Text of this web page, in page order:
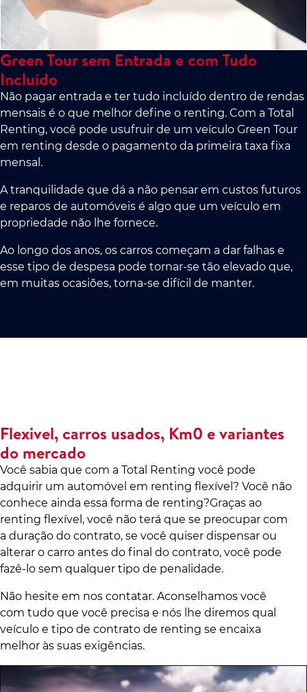
Green Tour sem Entrada e com Tudo
Incluído
Não pagar entrada e ter tudo incluído dentro de rendas
mensais é o que melhor define o renting. Com a Total
Renting, você pode usufruir de um veículo Green Tour
em renting desde o pagamento da primeira taxa fixa
mensal.
A tranquilidade que dá a não pensar em custos futuros
e reparos de automóveis é algo que um veículo em
propriedade não lhe fornece.
Ao longo dos anos, os carros começam a dar falhas e
esse tipo de despesa pode tornar-se tão elevado que,
em muitas ocasiões, torna-se difícil de manter.
Flexivel, carros usados, Km0 e variantes
do mercado
Você sabia que com a Total Renting você pode
adquirir um automóvel em renting flexível? Você não
conhece ainda essa forma de renting?Graças ao
renting flexível, você não terá que se preocupar com
a duração do contrato, se você quiser dispensar ou
alterar o carro antes do final do contrato, você pode
fazê-lo sem qualquer tipo de penalidade.
Não hesite em nos contatar. Aconselhamos você
com tudo que você precisa e nós lhe diremos qual
veículo e tipo de contrato de renting se encaixa
melhor às suas exigências.